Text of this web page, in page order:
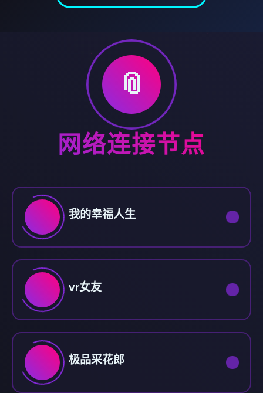
📎
网络连接节点
我的幸福人生
vr女友
极品采花郎